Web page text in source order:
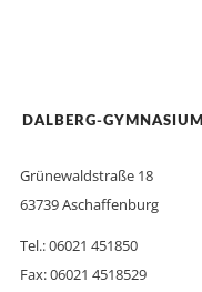
DALBERG-GYMNASIUM
Grünewaldstraße 18
63739 Aschaffenburg
Tel.: 06021 451850
Fax: 06021 4518529